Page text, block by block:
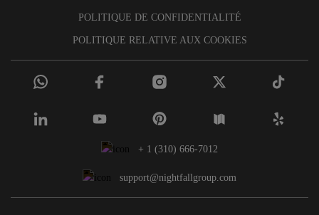
POLITIQUE DE CONFIDENTIALITÉ
POLITIQUE RELATIVE AUX COOKIES
+ 1 (310) 666-7012
support@nightfallgroup.com